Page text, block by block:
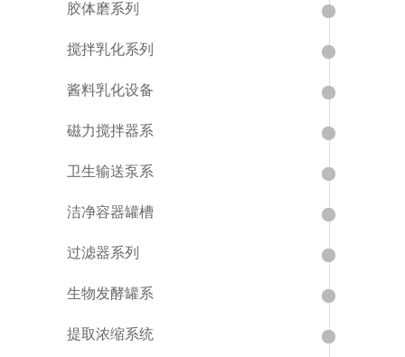
胶体磨系列
搅拌乳化系列
酱料乳化设备
磁力搅拌器系
卫生输送泵系
洁净容器罐槽
过滤器系列
生物发酵罐系
提取浓缩系统